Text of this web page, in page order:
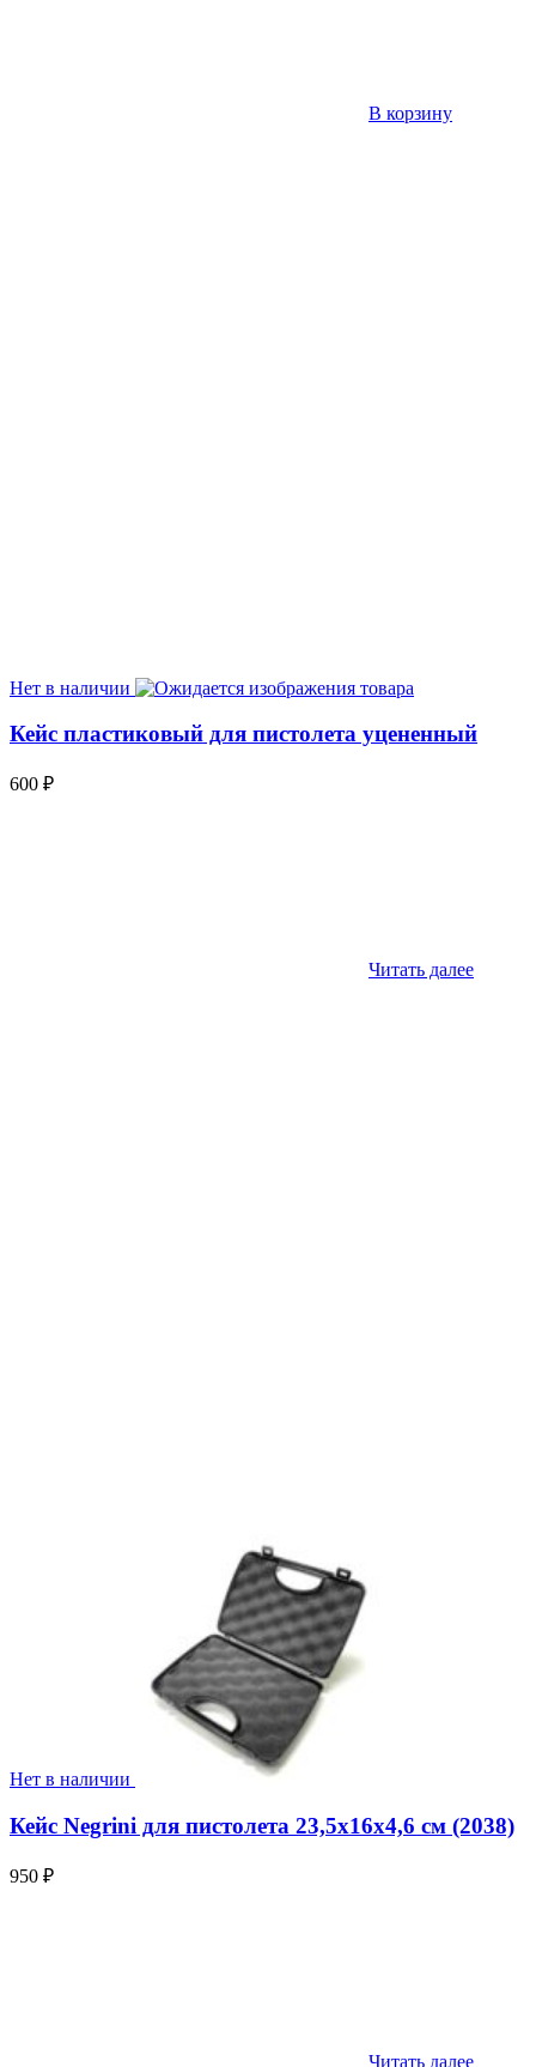
В корзину
Нет в наличии
Кейс пластиковый для пистолета уцененный
600 ₽
Читать далее
Нет в наличии
Кейс Negrini для пистолета 23,5x16x4,6 см (2038)
950 ₽
Читать далее